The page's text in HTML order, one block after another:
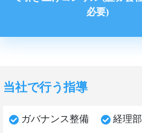
必要)
当社で行う指導
ガバナンス整備
経理